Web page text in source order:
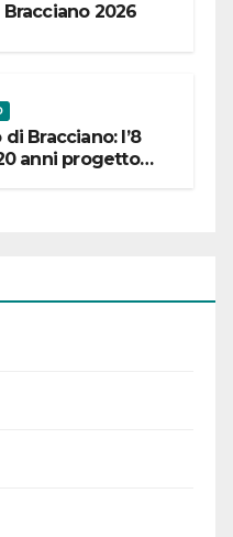
2026
Bracciano: l’8
anni progetto